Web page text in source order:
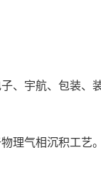
、宇航、包装、
理气相沉积工艺